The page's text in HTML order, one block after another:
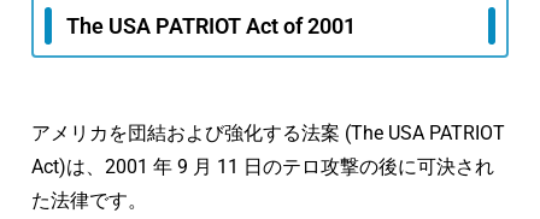
The USA PATRIOT Act of 2001
アメリカを団結および強化する法案 (The USA PATRIOT
Act)は、2001 年 9 月 11 日のテロ攻撃の後に可決され
た法律です。